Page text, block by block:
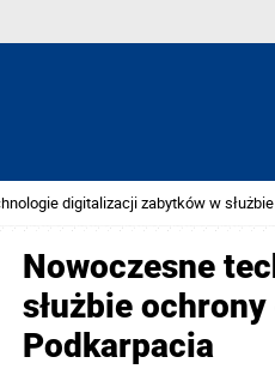
digitalizacji zabytków w
Nowoczesne
służbie
Podkarpacia